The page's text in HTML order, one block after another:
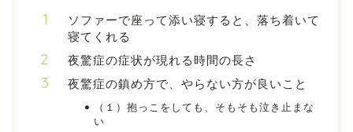
ソファーで座って添い寝すると、落ち着いて
寝てくれる
夜驚症の症状が現れる時間の長さ
夜驚症の鎮め方で、やらない方が良いこと
（１）抱っこをしても、そもそも泣き止まな
い